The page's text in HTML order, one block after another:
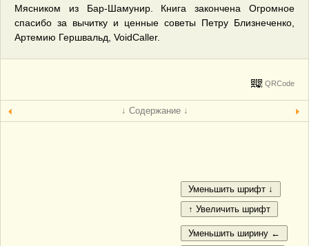
Мясником из Бар-Шамунир. Книга закончена Огромное
спасибо за вычитку и ценные советы Петру Близнеченко,
Артемию Гершвальд, VoidCaller.
QRCode
↓ Содержание ↓